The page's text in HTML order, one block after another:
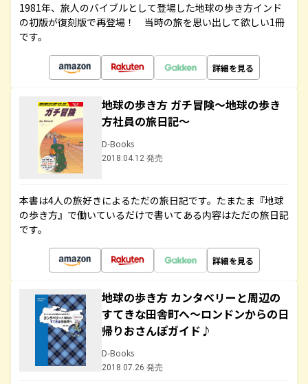
1981年、旅人のバイブルとして登場した地球の歩き方インド
の初版が復刻版で再登場！ 当時の旅を思い出して欲しい1冊
です。
詳細を見る
地球の歩き方 ガチ冒険～地球の歩き
方社員の旅日記～
D-Books
2018.04.12 発売
本書は4人の旅好きによるただの旅日記です。たまたま『地球
の歩き方』で働いているだけで書いてある内容はただの旅日記
です。
詳細を見る
地球の歩き方 カンタベリーと周辺の
すてきな田舎町へ～ロンドンからの日
帰りおさんぽガイド♪
D-Books
2018.07.26 発売